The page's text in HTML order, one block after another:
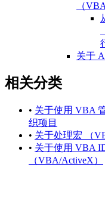
（
关于
相关分类
• 关于使用 VBA
织项目
• 关于处理宏 （
• 关于使用 VBA
（VBA/ActiveX）